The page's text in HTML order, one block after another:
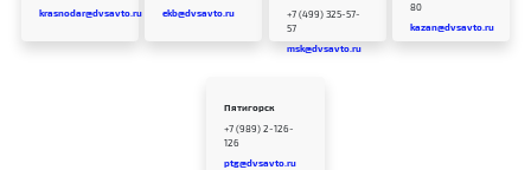
krasnodar@dvsavto.ru
ekb@dvsavto.ru
+7 (499) 325-57-
57
msk@dvsavto.ru
80
kazan@dvsavto.ru
Пятигорск
+7 (989) 2-126-
126
ptg@dvsavto.ru